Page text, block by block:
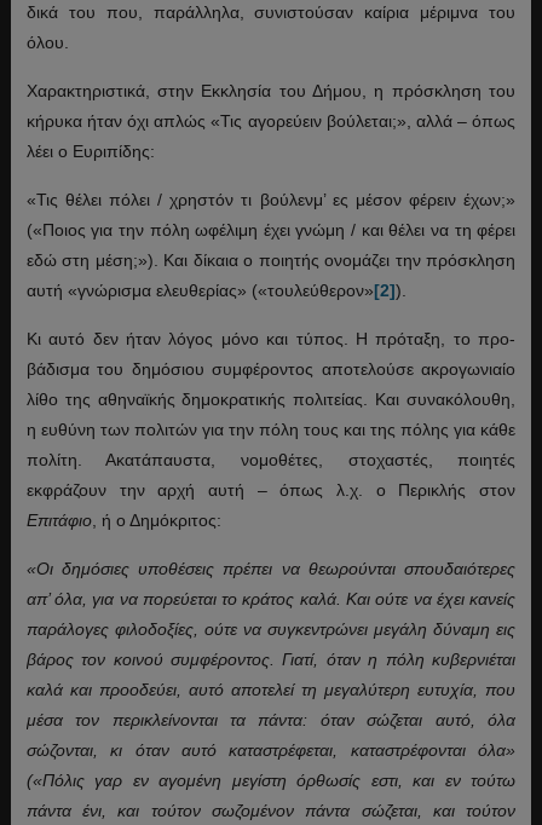
δικά του που, παράλληλα, συνιστούσαν καίρια μέριμνα του
όλου.
Χαρακτηριστικά, στην Εκκλησία του Δήμου, η πρόσκληση του
κήρυκα ήταν όχι απλώς «Τις αγορεύειν βούλεται;», αλλά – όπως
λέει ο Ευριπίδης:
«Τις θέλει πόλει / χρηστόν τι βούλενμ’ ες μέσον φέρειν έχων;»
(«Ποιος για την πόλη ωφέλιμη έχει γνώμη / και θέλει να τη φέρει
εδώ στη μέση;»). Και δίκαια ο ποιητής ονομάζει την πρόσκληση
αυτή «γνώρισμα ελευθερίας» («τουλεύθερον»[2]).
Κι αυτό δεν ήταν λόγος μόνο και τύπος. Η πρόταξη, το προ-
βάδισμα του δημόσιου συμφέροντος αποτελούσε ακρογωνιαίο
λίθο της αθηναϊκής δημοκρατικής πολιτείας. Και συνακόλουθη,
η ευθύνη των πολιτών για την πόλη τους και της πόλης για κάθε
πολίτη. Ακατάπαυστα, νομοθέτες, στοχαστές, ποιητές
εκφράζουν την αρχή αυτή – όπως λ.χ. ο Περικλής στον
Επιτάφιο, ή ο Δημόκριτος:
«Οι δημόσιες υποθέσεις πρέπει να θεωρούνται σπουδαιότερες
απ’ όλα, για να πορεύεται το κράτος καλά. Και ούτε να έχει κανείς
παράλογες φιλοδοξίες, ούτε να συγκεντρώνει μεγάλη δύναμη εις
βάρος τον κοινού συμφέροντος. Γιατί, όταν η πόλη κυβερνιέται
καλά και προοδεύει, αυτό αποτελεί τη μεγαλύτερη ευτυχία, που
μέσα τον περικλείνονται τα πάντα: όταν σώζεται αυτό, όλα
σώζονται, κι όταν αυτό καταστρέφεται, καταστρέφονται όλα»
(«Πόλις γαρ εν αγομένη μεγίστη όρθωσίς εστι, και εν τούτω
πάντα ένι, και τούτον σωζομένον πάντα σώζεται, και τούτον